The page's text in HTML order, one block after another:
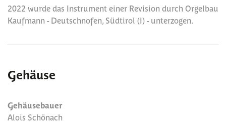
2022 wurde das Instrument einer Revision durch Orgelbau
Kaufmann - Deutschnofen, Südtirol (I) - unterzogen.
Gehäuse
Gehäusebauer
Alois Schönach